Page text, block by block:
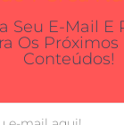
Seu E-Mail E
Os Próximos
Conteúdos!